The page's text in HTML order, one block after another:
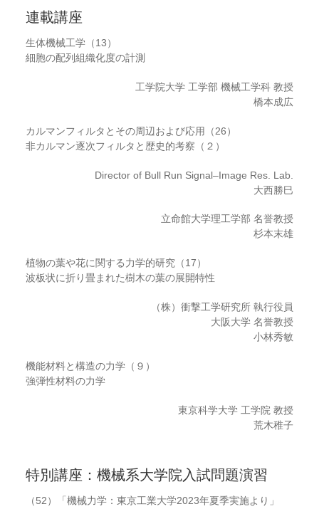
連載講座
生体機械工学（13）
細胞の配列組織化度の計測
工学院大学 工学部 機械工学科 教授
橋本成広
カルマンフィルタとその周辺および応用（26）
非カルマン逐次フィルタと歴史的考察（２）
Director of Bull Run Signal–Image Res. Lab.
大西勝巳
立命館大学理工学部 名誉教授
杉本末雄
植物の葉や花に関する力学的研究（17）
波板状に折り畳まれた樹木の葉の展開特性
（株）衝撃工学研究所 執行役員
大阪大学 名誉教授
小林秀敏
機能材料と構造の力学（９）
強弾性材料の力学
東京科学大学 工学院 教授
荒木稚子
特別講座：機械系大学院入試問題演習
（52）「機械力学：東京工業大学2023年夏季実施より」